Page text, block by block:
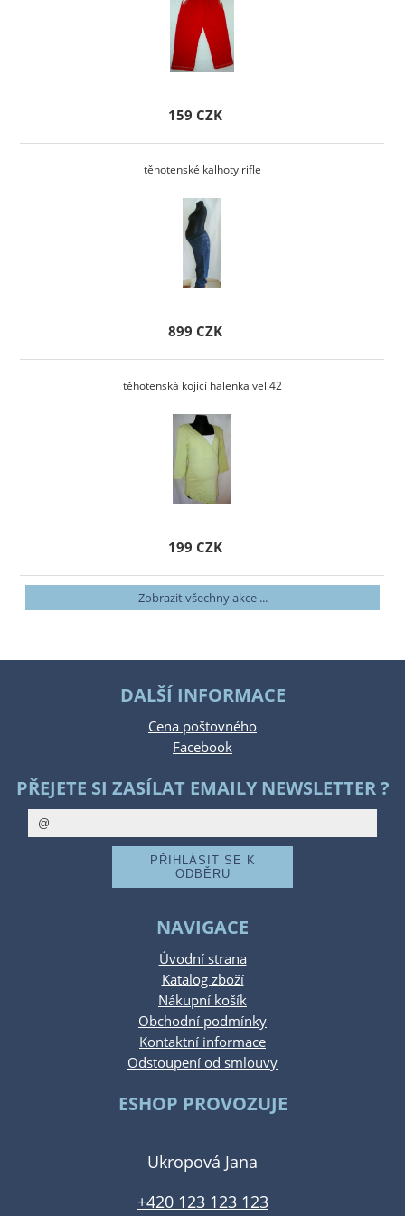
159 CZK
těhotenské kalhoty rifle
899 CZK
těhotenská kojící halenka vel.42
199 CZK
Zobrazit všechny akce ...
DALŠÍ INFORMACE
Cena poštovného
Facebook
PŘEJETE SI ZASÍLAT EMAILY NEWSLETTER ?
NAVIGACE
Úvodní strana
Katalog zboží
Nákupní košík
Obchodní podmínky
Kontaktní informace
Odstoupení od smlouvy
ESHOP PROVOZUJE
Ukropová Jana
+420 123 123 123